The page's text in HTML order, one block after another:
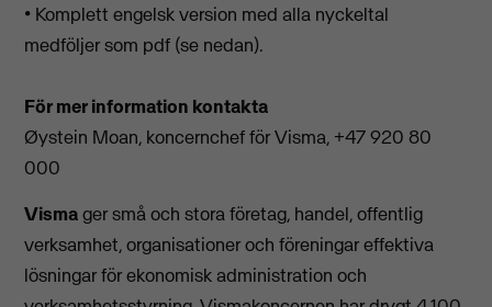
• Komplett engelsk version med alla nyckeltal
medföljer som pdf (se nedan).
För mer information kontakta
Øystein Moan, koncernchef för Visma, +47 920 80
000
Vismager små och stora företag, handel, offentlig
verksamhet, organisationer och föreningar effektiva
lösningar för ekonomisk administration och